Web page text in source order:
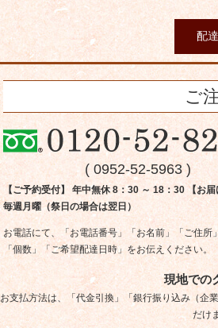
配
ご
( 0952-52-5963 )
【ご予約受付】 年中無休 8：30 ～ 18：30 【お届
毎週月曜（祭日の場合は翌日）
お電話にて、「お電話番号」「お名前」「ご住所
「個数」「ご希望配達日時」をお伝えください。
現地での
お支払方法は、「代金引換」「銀行振り込み（企
だけ